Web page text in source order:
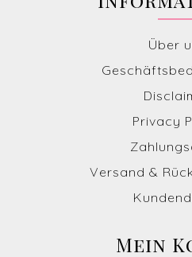
Über
Privacy
Versand &
Mein